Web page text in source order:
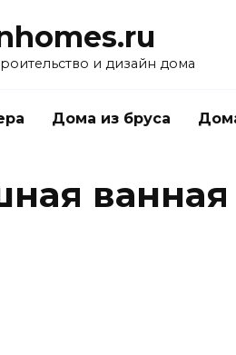
и дизайн дома
Дома из бруса